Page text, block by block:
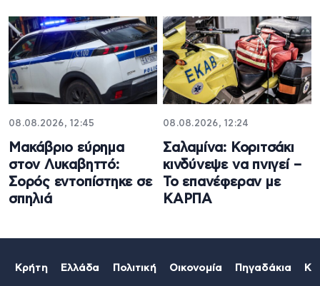
08.08.2026, 12:45
Μακάβριο εύρημα
στον Λυκαβηττό:
Σορός εντοπίστηκε σε
σπηλιά
08.08.2026, 12:24
Σαλαμίνα: Κοριτσάκι
κινδύνεψε να πνιγεί –
Το επανέφεραν με
ΚΑΡΠΑ
Κρήτη Ελλάδα Πολιτική Οικονομία Πηγαδάκια